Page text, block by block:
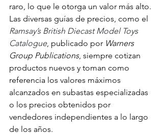
raro, lo que le otorga un valor más alto.
Las diversas guías de precios, como el
Ramsay’s British Diecast Model Toys
Catalogue, publicado por Warners
Group Publications, siempre cotizan
productos nuevos y toman como
referencia los valores máximos
alcanzados en subastas especializadas
o los precios obtenidos por
vendedores independientes a lo largo
de los años.